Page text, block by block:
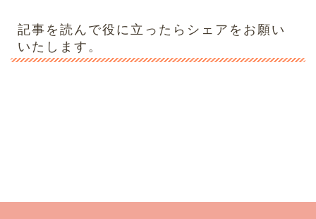
記事を読んで役に立ったらシェアをお願い
いたします。